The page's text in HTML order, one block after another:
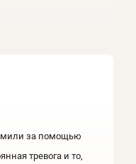
за помощью
тревога и то,